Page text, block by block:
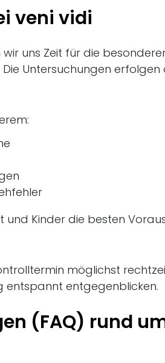
veni vidi
uns Zeit für die
Untersuchungen
und Kinder die besten
möglichst
entspannt entgegenblicken.
(FAQ) rund